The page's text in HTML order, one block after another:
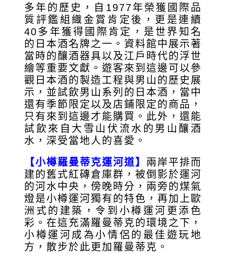
多年的歷史，自1977年榮獲國際品
質評鑑組織金賞肯定後，更是連續
40多年獲得國際肯定，是世界知名
的日本酒名牌之一。資料館中展示著
當時的釀酒器具以及江戶時代的浮世
繪等重要文獻。遊客來到這邊可以參
觀日本酒的製造工程與男山的歷史展
示，並試飲男山系列的日本酒，當中
還有季節限定以及店鋪限定的商品，
只有來到這邊才能購買。此外，還能
試飲來自大雪山伏流水的男山釀酒
水，深受當地人的喜愛。
【小樽羅曼蒂克運河道】 兩岸平排而
建的舊式紅磚倉庫群，被倒影於運河
的河水中央，傍晚時分，兩旁的煤氣
燈是小樽運河獨有的特色，再加上歐
洲式的建築，令到小樽運河更添色
彩。在這充滿羅曼蒂克的環境之下，
小樽運河成為小情侶的最佳遊玩地
方，散步於此更加羅曼蒂克。